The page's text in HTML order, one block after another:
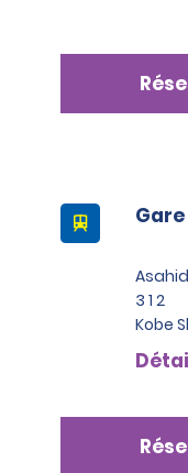
3 1 2
Kobe